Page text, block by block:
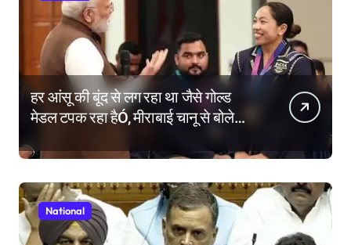
हर आंसू की बूंद से लग रहा था जैसे गोल्ड
मेडल टपक रहा हैÓ, मीराबाई चानू से बोले
National